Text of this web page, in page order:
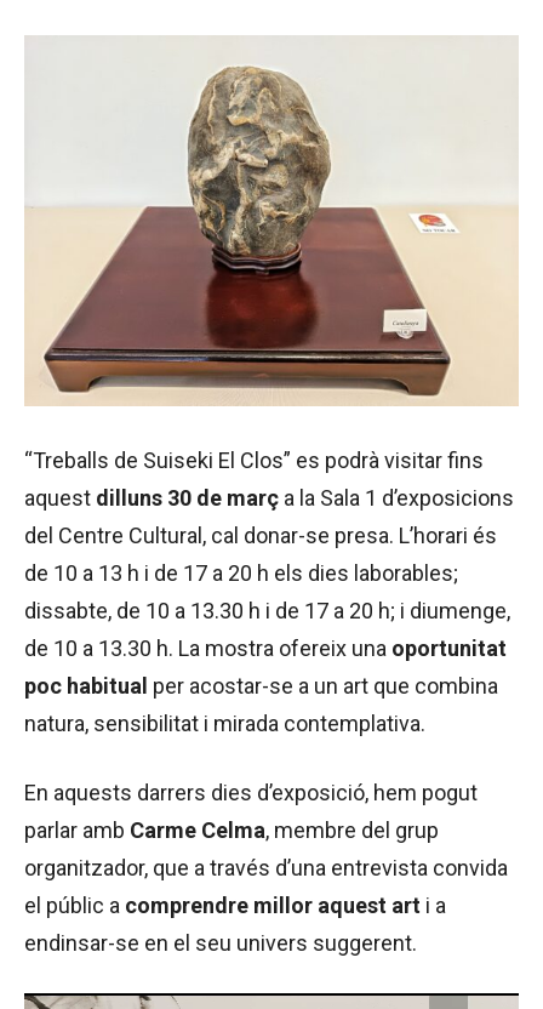
“Treballs de Suiseki El Clos” es podrà visitar fins
aquest dilluns 30 de març a la Sala 1 d’exposicions
del Centre Cultural, cal donar-se presa. L’horari és
de 10 a 13 h i de 17 a 20 h els dies laborables;
dissabte, de 10 a 13.30 h i de 17 a 20 h; i diumenge,
de 10 a 13.30 h. La mostra ofereix una oportunitat
poc habitual per acostar-se a un art que combina
natura, sensibilitat i mirada contemplativa.
En aquests darrers dies d’exposició, hem pogut
parlar amb Carme Celma, membre del grup
organitzador, que a través d’una entrevista convida
el públic a comprendre millor aquest art i a
endinsar-se en el seu univers suggerent.